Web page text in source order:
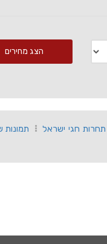
הצג מחירים
חגי ישראל תמונות